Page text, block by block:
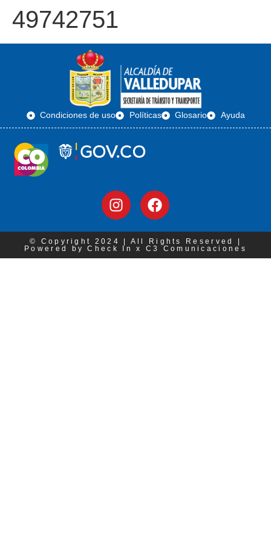
49742751
Condiciones de uso Políticas Glosario Ayuda
© Copyright 2024 | All Rights Reserved |
Powered by Check In x C3 Comunicaciones